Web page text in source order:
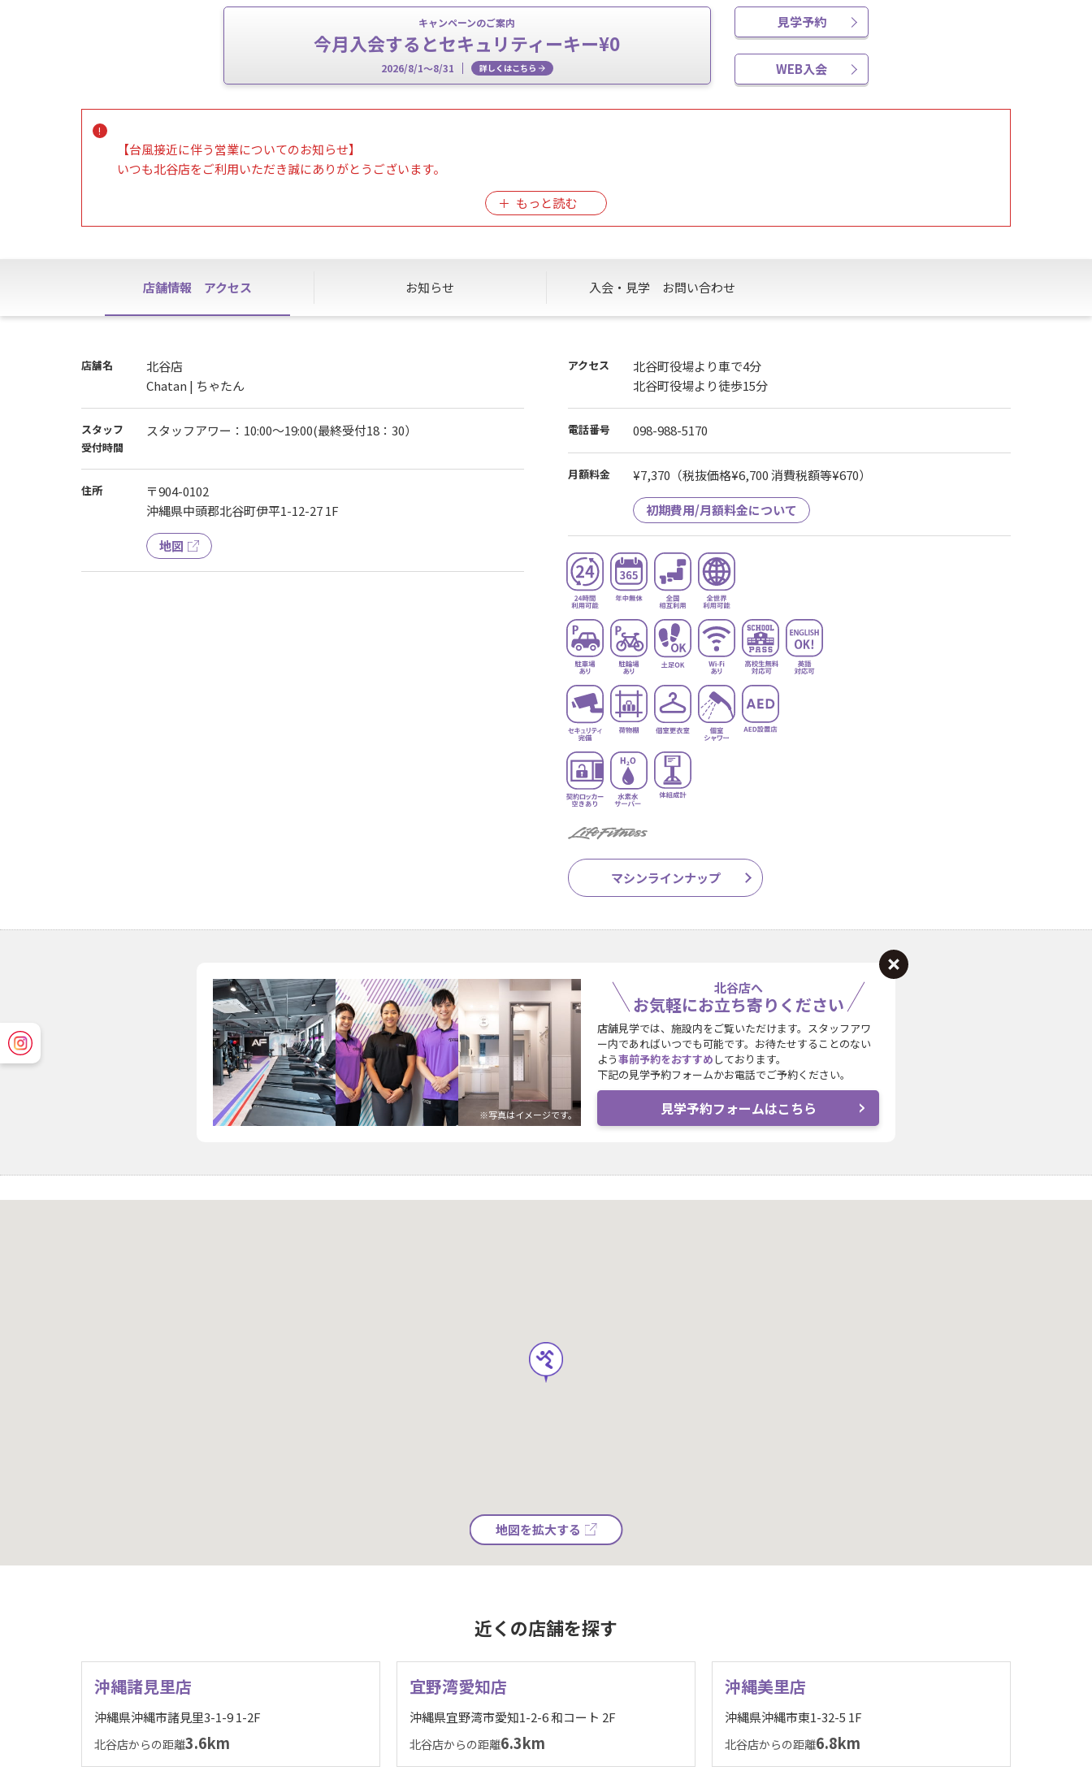
キャンペーンのご案内
今月入会するとセキュリティーキー¥0
2026/8/1～8/31 詳しくはこちら
見学予約
WEB入会
【台風接近に伴う営業についてのお知らせ】
いつも北谷店をご利用いただき誠にありがとうございます。
台風接近に伴い、お客様およびスタッフの安全確保を最優先とするため、今後の気象情報によってはノースタッフ営業または臨時休業とさせていただく場合があ
ご理解とご協力の程宜しくお願い致します。
店舗情報 アクセス お知らせ 入会・見学 お問い合わせ
店舗名
北谷店
Chatan | ちゃたん
スタッフ
受付時間
スタッフアワー：10:00～19:00(最終受付18：30）
住所
〒904-0102
沖縄県中頭郡北谷町伊平1-12-27 1F
地図
アクセス
北谷町役場より車で4分
北谷町役場より徒歩15分
電話番号 098-988-5170
月額料金 ¥7,370 （税抜価格¥6,700 消費税額等¥670）
初期費用/月額料金について
マシンラインナップ
北谷店へ
お気軽にお立ち寄りください
※写真はイメージです。
店舗見学では、施設内をご覧いただけます。スタッフアワ
ー内であればいつでも可能です。お待たせすることのない
よう事前予約をおすすめ しております。
下記の見学予約フォームかお電話でご予約ください。
見学予約フォームはこちら
地図を拡大する
近くの店舗を探す
沖縄諸見里店
沖縄県沖縄市諸見里3-1-9 1-2F
北谷店からの距離3.6km
宜野湾愛知店
沖縄県宜野湾市愛知1-2-6 和コート 2F
北谷店からの距離6.3km
沖縄美里店
沖縄県沖縄市東1-32-5 1F
北谷店からの距離6.8km